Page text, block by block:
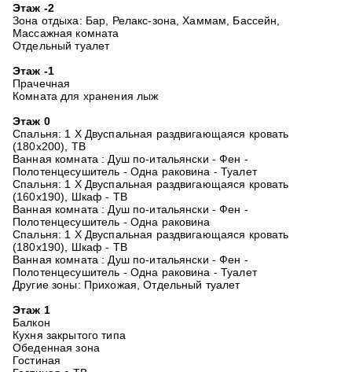
Этаж -2
Зона отдыха: Бар, Релакс-зона, Хаммам, Бассейн,
Массажная комната
Отдельный туалет
Этаж -1
Прачечная
Комната для хранения лыж
Этаж 0
Спальня: 1 X Двуспальная раздвигающаяся кровать
(180x200), ТВ
Ванная комната : Душ по-итальянски - Фен -
Полотенцесушитель - Одна раковина - Туалет
Спальня: 1 X Двуспальная раздвигающаяся кровать
(160x190), Шкаф - ТВ
Ванная комната : Душ по-итальянски - Фен -
Полотенцесушитель - Одна раковина
Спальня: 1 X Двуспальная раздвигающаяся кровать
(180x190), Шкаф - ТВ
Ванная комната : Душ по-итальянски - Фен -
Полотенцесушитель - Одна раковина - Туалет
Другие зоны: Прихожая, Отдельный туалет
Этаж 1
Балкон
Кухня закрытого типа
Обеденная зона
Гостиная